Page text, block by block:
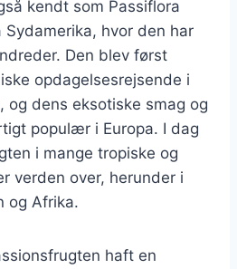
kendt som Passiflora
hvor den har
Den blev først
opdagelsesrejsende i
og dens eksotiske smag og
populær i Europa. I dag
i mange tropiske og
verden over, herunder i
og Afrika.
haft en